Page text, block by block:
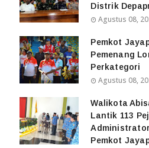
Distrik
Agustus 08,
Pemkot
Pemenang
Perkategori
Agustus 08,
Walikota
Lantik 113
Pemkot